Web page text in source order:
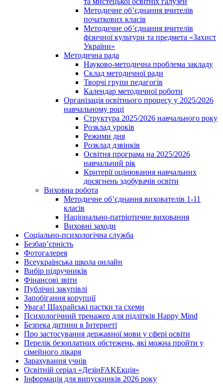
Методичне об’єднання вчителів
початкових класів
Методичне об’єднання вчителів
фізичної культури та предмета «Захист
України»
Методична рада
Науково-методична проблема закладу
Склад методичної ради
Творчі групи педагогів
Календар методичної роботи
Організація освітнього процесу у 2025/2026
навчальному році
Структура 2025/2026 навчального року
Розклад уроків
Режими дня
Розклад дзвінків
Освітня програма на 2025/2026
навчальний рік
Критерії оцінювання навчальних
досягнень здобувачів освіти
Виховна робота
Методичне об’єднання вихователів 1-11
класів
Національно-патріотичне виховання
Виховні заходи
Соціально-психологічна служба
Безбар’єрність
Фотогалерея
Всеукраїнська школа онлайн
Вибір підручників
Фінансові звіти
Публічні закупівлі
Запобігання корупції
Увага! Шахрайські пастки та схеми
Психологічний тренажер для підлітків Happy Mind
Безпека дитини в Інтернеті
Про застосування державної мови у сфері освіти
Перелік безоплатних обстежень, які можна пройти у
сімейного лікаря
Зарахування учнів
Освітній серіал «ДезінFAKEкція»
Інформація для випускників 2026 року